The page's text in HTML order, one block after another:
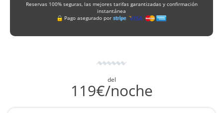
Reservas 100% seguras, las mejores tarifas garantizadas y confirmación
instantánea
Pago asegurado por
del
119€/noche